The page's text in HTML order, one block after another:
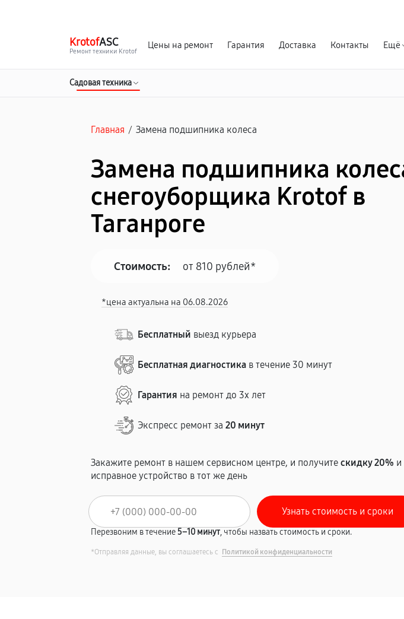
KrotofASC
Ремонт техники Krotof
Цены на ремонт Гарантия Доставка Контакты Ещё
Садовая техника
Главная / Замена подшипника колеса
Замена подшипника
снегоуборщика Krotof в
Таганроге
Стоимость: от 810 рублей*
*цена актуальна на 06.08.2026
Бесплатный выезд курьера
Бесплатная диагностика в течение 30 минут
Гарантия на ремонт до 3х лет
Экспресс ремонт за20 минут
Закажите ремонт в нашем сервисном центре, и получитескидку 20% и
исправное устройство в тот же день
Перезвоним в течение5–10 минут, чтобы назвать стоимость и сроки.
*Отправляя данные, вы соглашаетесь с Политикой конфиденциальности